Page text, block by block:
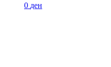
0 ден